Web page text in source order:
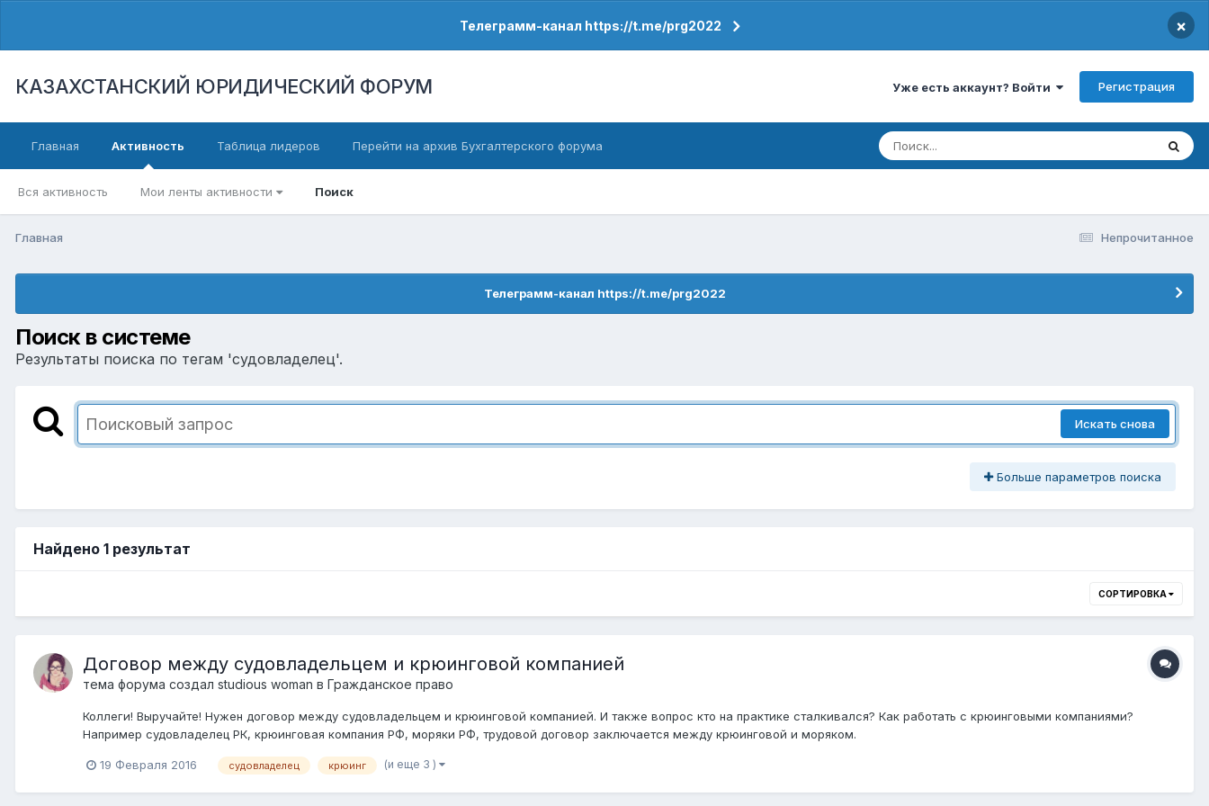
Телеграмм-канал https://t.me/prg2022 ×
КАЗАХСТАНСКИЙ ЮРИДИЧЕСКИЙ ФОРУМ Уже есть аккаунт? Войти Регистрация
Главная Активность
Вся активность Мои ленты активности Поиск
Таблица лидеров Перейти на архив Бухгалтерского форума
Непрочитанное
Главная
Телеграмм-канал https://t.me/prg2022
Поиск в системе
Результаты поиска по тегам 'судовладелец'.
Искать снова
Больше параметров поиска
Найдено 1 результат
СОРТИРОВКА
Договор между судовладельцем и крюинговой компанией
тема форума создал studious woman в Гражданское право
Коллеги! Выручайте! Нужен договор между судовладельцем и крюинговой компанией. И также вопрос кто на практике сталкивался? Как работать с крюинговыми компаниями?
Например судовладелец РК, крюинговая компания РФ, моряки РФ, трудовой договор заключается между крюинговой и моряком.
19 Февраля 2016 судовладелец крюинг (и еще 3 )